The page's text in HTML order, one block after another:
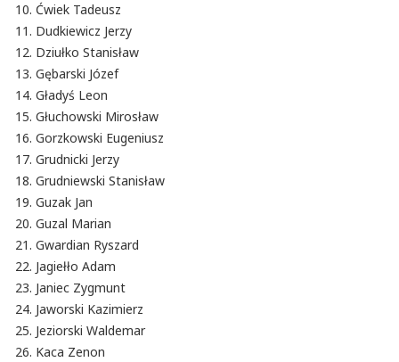
Ćwiek Tadeusz
Dudkiewicz Jerzy
Dziułko Stanisław
Gębarski Józef
Gładyś Leon
Głuchowski Mirosław
Gorzkowski Eugeniusz
Grudnicki Jerzy
Grudniewski Stanisław
Guzak Jan
Guzal Marian
Gwardian Ryszard
Jagiełło Adam
Janiec Zygmunt
Jaworski Kazimierz
Jeziorski Waldemar
Kaca Zenon